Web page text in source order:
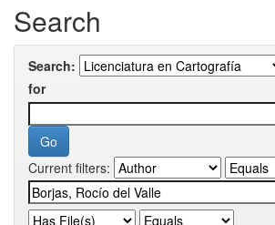
Search
Search:
for
Current filters: